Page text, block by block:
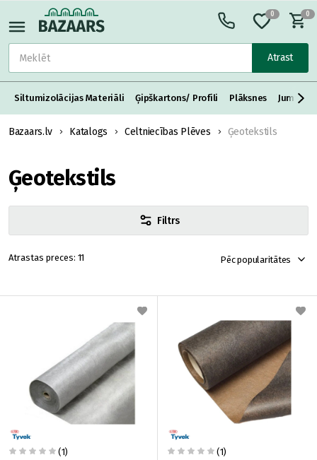
Atrast
0 0
Siltumizolācijas Materiāli Ģipškartons/ Profili Plāksnes Jumta
Bazaars.lv Katalogs Celtniecības Plēves Ģeotekstils
Ģeotekstils
Filtrs
11 Pēc popularitātes
(1) (1)